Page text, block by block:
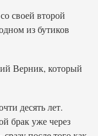
своей второй
из бутиков
Верник, который
десять лет.
брак уже через